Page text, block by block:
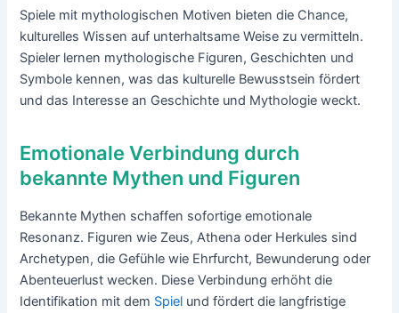
Spiele mit mythologischen Motiven bieten die Chance,
kulturelles Wissen auf unterhaltsame Weise zu vermitteln.
Spieler lernen mythologische Figuren, Geschichten und
Symbole kennen, was das kulturelle Bewusstsein fördert
und das Interesse an Geschichte und Mythologie weckt.
Emotionale Verbindung durch
bekannte Mythen und Figuren
Bekannte Mythen schaffen sofortige emotionale
Resonanz. Figuren wie Zeus, Athena oder Herkules sind
Archetypen, die Gefühle wie Ehrfurcht, Bewunderung oder
Abenteuerlust wecken. Diese Verbindung erhöht die
Identifikation mit dem Spiel und fördert die langfristige